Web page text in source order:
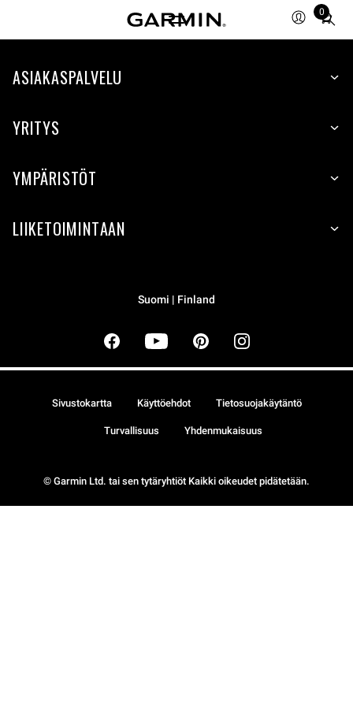
0
Total
ASIAKASPALVELU
YRITYS
YMPÄRISTÖT
LIIKETOIMINTAAN
Suomi | Finland
© Garmin Ltd. tai sen tytäryhtiöt Kaikki oikeudet pidätetään.
Sivustokartta Käyttöehdot Tietosuojakäytäntö
Turvallisuus Yhdenmukaisuus